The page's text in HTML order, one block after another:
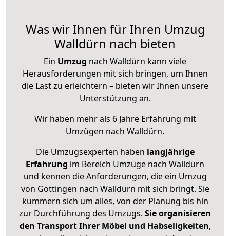
Was wir Ihnen für Ihren Umzug
Walldürn nach bieten
Ein Umzug nach Walldürn kann viele
Herausforderungen mit sich bringen, um Ihnen
die Last zu erleichtern – bieten wir Ihnen unsere
Unterstützung an.
Wir haben mehr als 6 Jahre Erfahrung mit
Umzügen nach Walldürn.
Die Umzugsexperten haben langjährige
Erfahrung im Bereich Umzüge nach Walldürn
und kennen die Anforderungen, die ein Umzug
von Göttingen nach Walldürn mit sich bringt. Sie
kümmern sich um alles, von der Planung bis hin
zur Durchführung des Umzugs. Sie organisieren
den Transport Ihrer Möbel und Habseligkeiten,